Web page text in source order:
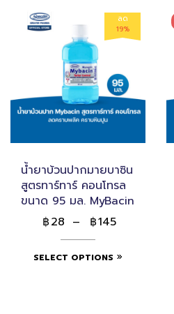
ลด
19%
น้ำยาบ้วนปากมายบาซิน
สูตรทาร์ทาร์ คอนโทรล
ขนาด 95 มล. MyBacin
฿28 – ฿145
SELECT OPTIONS